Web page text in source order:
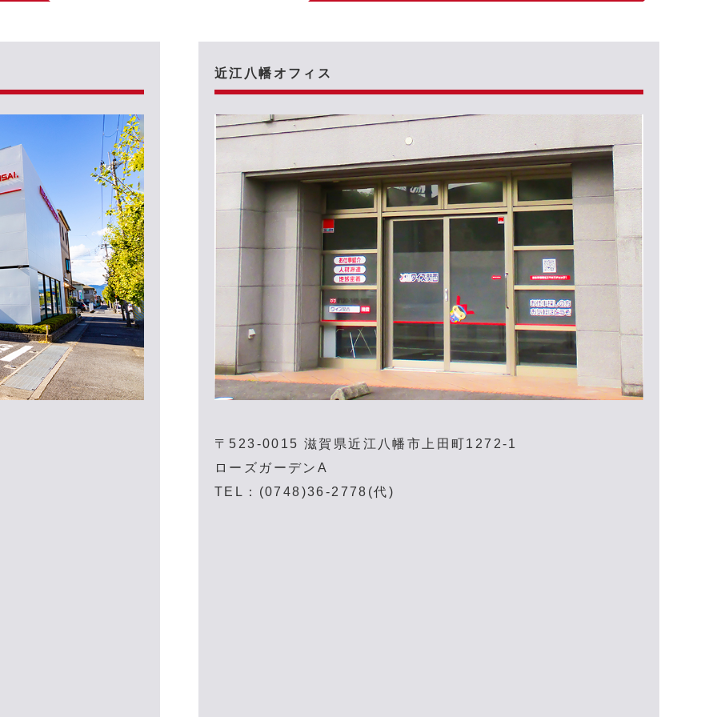
近江八幡オフィス
〒523-0015滋賀県近江八幡市上田町1272-1
ローズガーデンA
TEL：(0748)36-2778(代)